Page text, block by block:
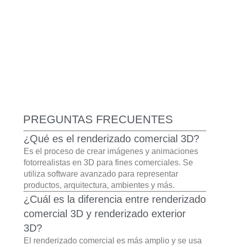
PREGUNTAS FRECUENTES
¿Qué es el renderizado comercial 3D?
Es el proceso de crear imágenes y animaciones
fotorrealistas en 3D para fines comerciales. Se
utiliza software avanzado para representar
productos, arquitectura, ambientes y más.
¿Cuál es la diferencia entre renderizado
comercial 3D y renderizado exterior
3D?
El renderizado comercial es más amplio y se usa